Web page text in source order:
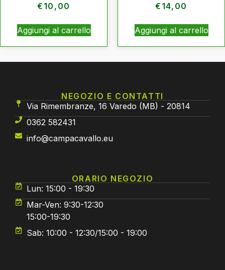
€ 10,00
Aggiungi al carrello
€ 14,00
Aggiungi al carrello
NEGOZIO E CONTATTI
Via Rimembranze, 16 Varedo (MB) - 20814
0362 582431
info@campacavallo.eu
ORARIO NEGOZIO
Lun: 15:00 - 19:30
Mar-Ven: 9:30-12:30
15:00-19:30
Sab: 10:00 - 12:30/15:00 - 19:00